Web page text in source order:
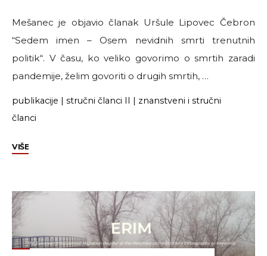
in
Mešanec je objavio članak Uršule Lipovec Čebron
“Sedem imen – Osem nevidnih smrti trenutnih
politik“. V času, ko veliko govorimo o smrtih zaradi
pandemije, želim govoriti o drugih smrtih, …
publikacije | stručni članci II | znanstveni i stručni
članci
VIŠE"Uršula
o
na
granici"